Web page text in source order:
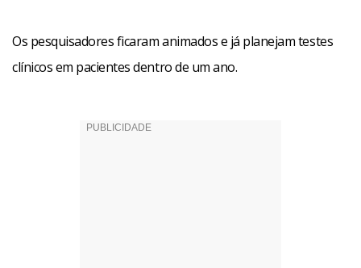
Os pesquisadores ficaram animados e já planejam testes
clínicos em pacientes dentro de um ano.